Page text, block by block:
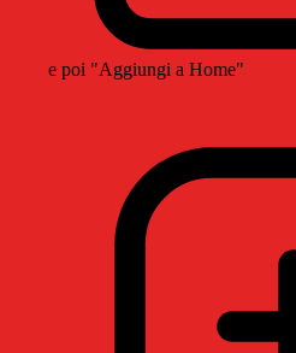
e poi "Aggiungi a Home"